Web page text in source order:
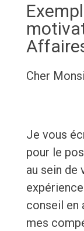
Cher
Je vous
pour le
au sein de
conseil en
mes